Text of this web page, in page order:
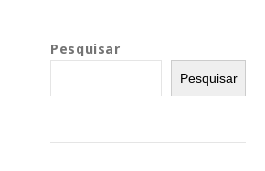
Pesquisar
Pesquisar